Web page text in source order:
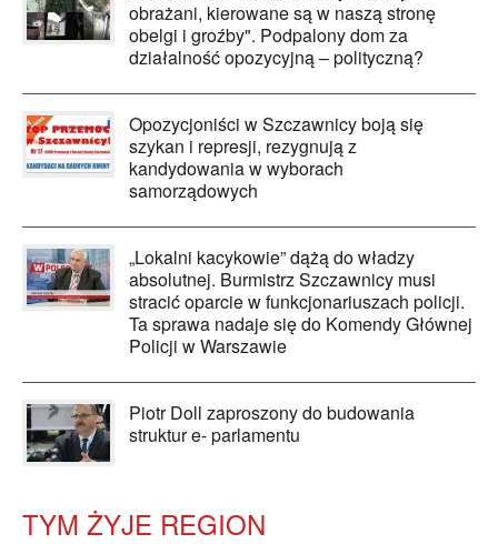
obrażani, kierowane są w naszą stronę
obelgi i groźby". Podpalony dom za
działalność opozycyjną – polityczną?
Opozycjoniści w Szczawnicy boją się
szykan i represji, rezygnują z
kandydowania w wyborach
samorządowych
„Lokalni kacykowie” dążą do władzy
absolutnej. Burmistrz Szczawnicy musi
stracić oparcie w funkcjonariuszach policji.
Ta sprawa nadaje się do Komendy Głównej
Policji w Warszawie
Piotr Doll zaproszony do budowania
struktur e- parlamentu
TYM ŻYJE REGION